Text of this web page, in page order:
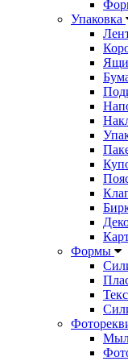
Упаковка
Формы